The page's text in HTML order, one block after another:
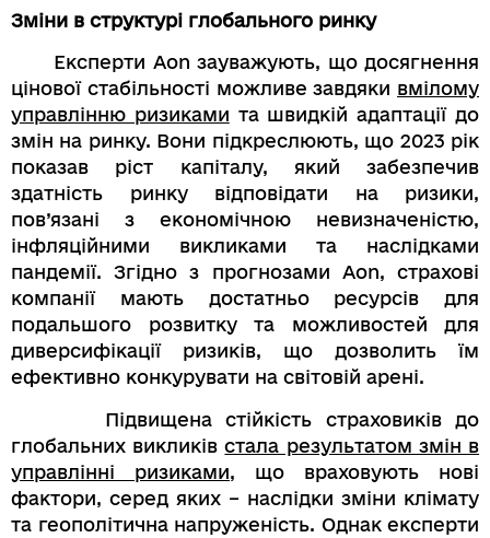
Зміни в структурі глобального ринку
Експерти Aon зауважують, що досягнення
цінової стабільності можливе завдяки вмілому
управлінню ризиками та швидкій адаптації до
змін на ринку. Вони підкреслюють, що 2023 рік
показав ріст капіталу, який забезпечив
здатність ринку відповідати на ризики,
пов’язані з економічною невизначеністю,
інфляційними викликами та наслідками
пандемії. Згідно з прогнозами Aon, страхові
компанії мають достатньо ресурсів для
подальшого розвитку та можливостей для
диверсифікації ризиків, що дозволить їм
ефективно конкурувати на світовій арені.
Підвищена стійкість страховиків до
глобальних викликівстала результатом змін в
управлінні ризиками, що враховують нові
фактори, серед яких – наслідки зміни клімату
та геополітична напруженість. Однак експерти